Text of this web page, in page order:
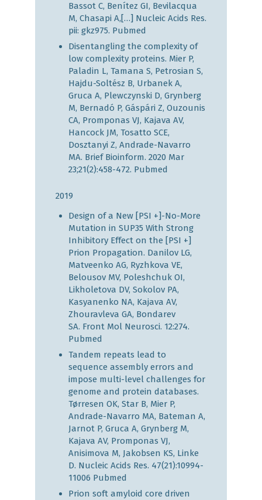
Bassot C, Benítez GI, Bevilacqua
M, Chasapi A,[…] Nucleic Acids Res.
pii: gkz975. Pubmed
Disentangling the complexity of
low complexity proteins. Mier P,
Paladin L, Tamana S, Petrosian S,
Hajdu-Soltész B, Urbanek A,
Gruca A, Plewczynski D, Grynberg
M, Bernadó P, Gáspári Z, Ouzounis
CA, Promponas VJ, Kajava AV,
Hancock JM, Tosatto SCE,
Dosztanyi Z, Andrade-Navarro
MA. Brief Bioinform. 2020 Mar
23;21(2):458-472. Pubmed
2019
Design of a New [PSI +]-No-More
Mutation in SUP35 With Strong
Inhibitory Effect on the [PSI +]
Prion Propagation. Danilov LG,
Matveenko AG, Ryzhkova VE,
Belousov MV, Poleshchuk OI,
Likholetova DV, Sokolov PA,
Kasyanenko NA, Kajava AV,
Zhouravleva GA, Bondarev
SA. Front Mol Neurosci. 12:274.
Pubmed
Tandem repeats lead to
sequence assembly errors and
impose multi-level challenges for
genome and protein databases.
Tørresen OK, Star B, Mier P,
Andrade-Navarro MA, Bateman A,
Jarnot P, Gruca A, Grynberg M,
Kajava AV, Promponas VJ,
Anisimova M, Jakobsen KS, Linke
D. Nucleic Acids Res. 47(21):10994-
11006 Pubmed
Prion soft amyloid core driven